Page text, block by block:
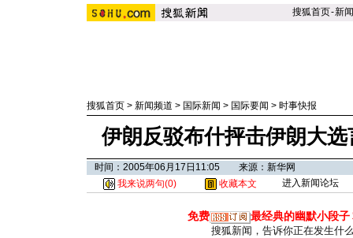
搜狐首页-新闻
搜狐首页 > 新闻频道 > 国际新闻 > 国际要闻 > 时事快报
伊朗反驳布什抨击伊朗大
时间：2005年06月17日11:05 来源：新华网
我来说两句(0) 收藏本文 进入新闻论坛
免费 最经典的幽默小段子
搜狐新闻，告诉你正在发生什